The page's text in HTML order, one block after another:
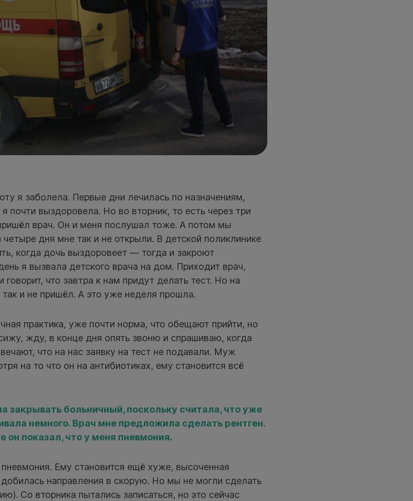
я заболела. Первые дни лечилась по назначениям,
почти выздоровела. Но во вторник, то есть через три
врач. Он и меня послушал тоже. А потом мы
дня мне так и не открыли. В детской поликлинике
когда дочь выздоровеет — тогда и закроют
я вызвала детского врача на дом. Приходит врач,
говорит, что завтра к нам придут делать тест. Но на
и не пришёл. А это уже неделя прошла.
практика, уже почти норма, что обещают прийти, но
жду, в конце дня опять звоню и спрашиваю, когда
что на нас заявку на тест не подавали. Муж
на то что он на антибиотиках, ему становится всё
закрывать больничный, поскольку считала, что уже
немного. Врач мне предложила сделать рентген.
он показал, что у меня пневмония.
Ему становится ещё хуже, высоченная
направления в скорую. Но мы не могли сделать
Со вторника пытались записаться, но это сейчас